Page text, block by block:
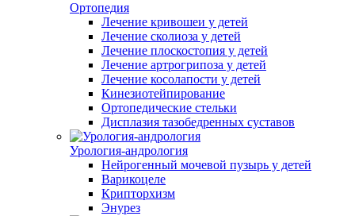
Ортопедия
Лечение кривошеи у детей
Лечение сколиоза у детей
Лечение плоскостопия у детей
Лечение артрогрипоза у детей
Лечение косолапости у детей
Кинезиотейпирование
Ортопедические стельки
Дисплазия тазобедренных суставов
Урология-андрология
Нейрогенный мочевой пузырь у детей
Варикоцеле
Крипторхизм
Энурез